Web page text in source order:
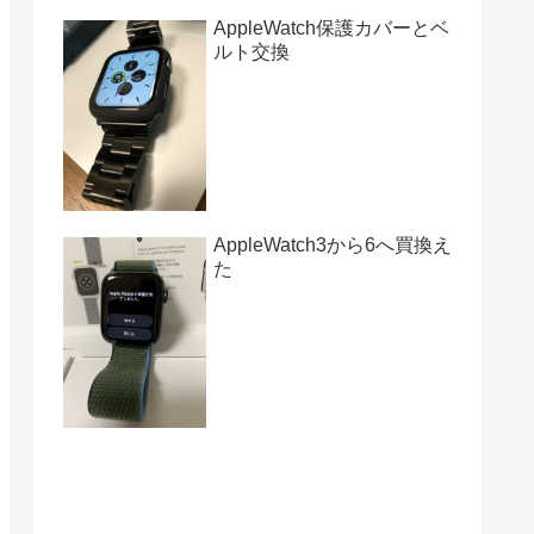
AppleWatch保護カバーとベ
ルト交換
AppleWatch3から6へ買換え
た